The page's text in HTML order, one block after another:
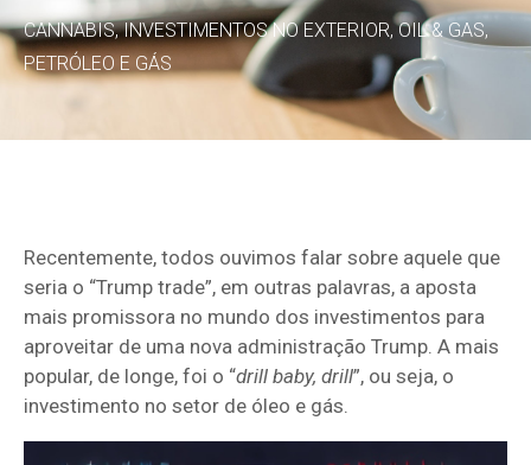
CANNABIS,INVESTIMENTOS NO EXTERIOR,OIL & GAS,
PETRÓLEO E GÁS
Recentemente, todos ouvimos falar sobre aquele que
seria o “Trump trade”, em outras palavras, a aposta
mais promissora no mundo dos investimentos para
aproveitar de uma nova administração Trump. A mais
popular, de longe, foi o “drill baby, drill”, ou seja, o
investimento no setor de óleo e gás.